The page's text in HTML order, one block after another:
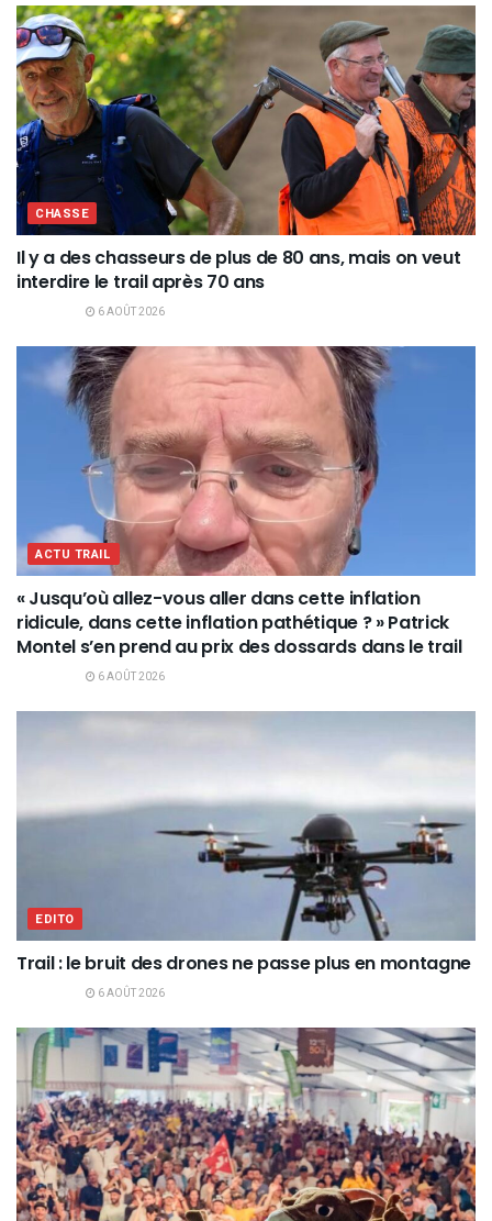
CHASSE
Il y a des chasseurs de plus de 80 ans, mais on veut
interdire le trail après 70 ans
6 AOÛT 2026
ACTU TRAIL
« Jusqu’où allez-vous aller dans cette inflation
ridicule, dans cette inflation pathétique ? » Patrick
Montel s’en prend au prix des dossards dans le trail
6 AOÛT 2026
EDITO
Trail : le bruit des drones ne passe plus en montagne
6 AOÛT 2026